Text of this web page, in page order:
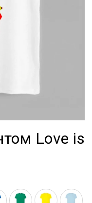
Love is